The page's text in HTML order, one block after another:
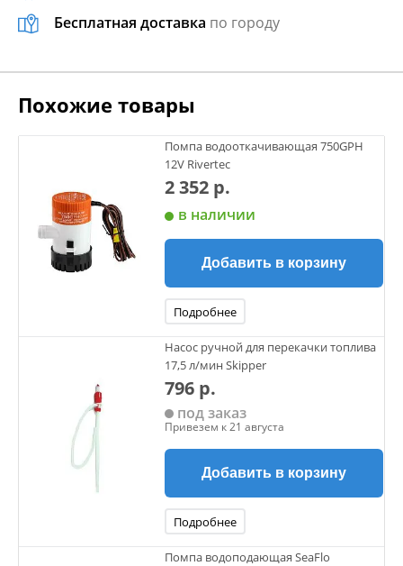
Бесплатная доставка по городу
Похожие товары
Помпа водооткачивающая 750GPH
12V Rivertec
2 352 р.
в наличии
Добавить в корзину
Подробнее
Насос ручной для перекачки топлива
17,5 л/мин Skipper
796 р.
под заказ
Привезем к 21 августа
Добавить в корзину
Подробнее
Помпа водоподающая SeaFlo